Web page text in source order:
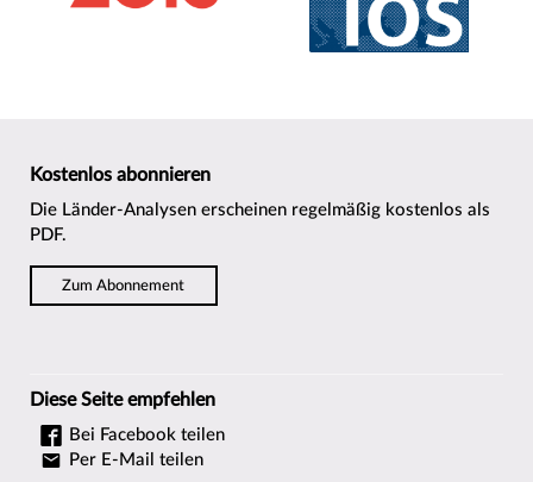
Kostenlos abonnieren
Die Länder-Analysen erscheinen regelmäßig kostenlos als
PDF.
Zum Abonnement
Diese Seite empfehlen
Bei Facebook teilen
Per E-Mail teilen